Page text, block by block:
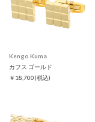
Kengo Kuma
カフス ゴールド
￥18,700(税込)